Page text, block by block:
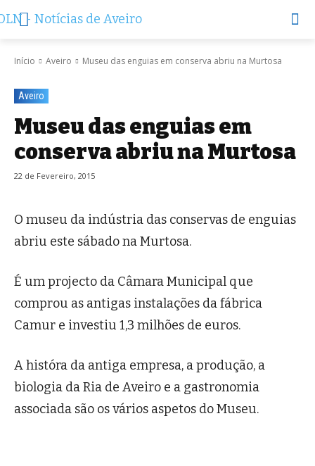
Início Aveiro Museu das enguias em conserva abriu na Murtosa
Aveiro
Museu das enguias em
conserva abriu na Murtosa
22 de Fevereiro, 2015
O museu da indústria das conservas de enguias
abriu este sábado na Murtosa.
É um projecto da Câmara Municipal que
comprou as antigas instalações da fábrica
Camur e investiu 1,3 milhões de euros.
A históra da antiga empresa, a produção, a
biologia da Ria de Aveiro e a gastronomia
associada são os vários aspetos do Museu.